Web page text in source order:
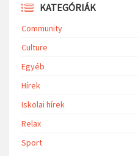
KATEGÓRIÁK
Community
Culture
Egyéb
Hírek
Iskolai hírek
Relax
Sport